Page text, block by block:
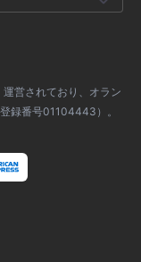
営されており、オラン
録番号01104443）。